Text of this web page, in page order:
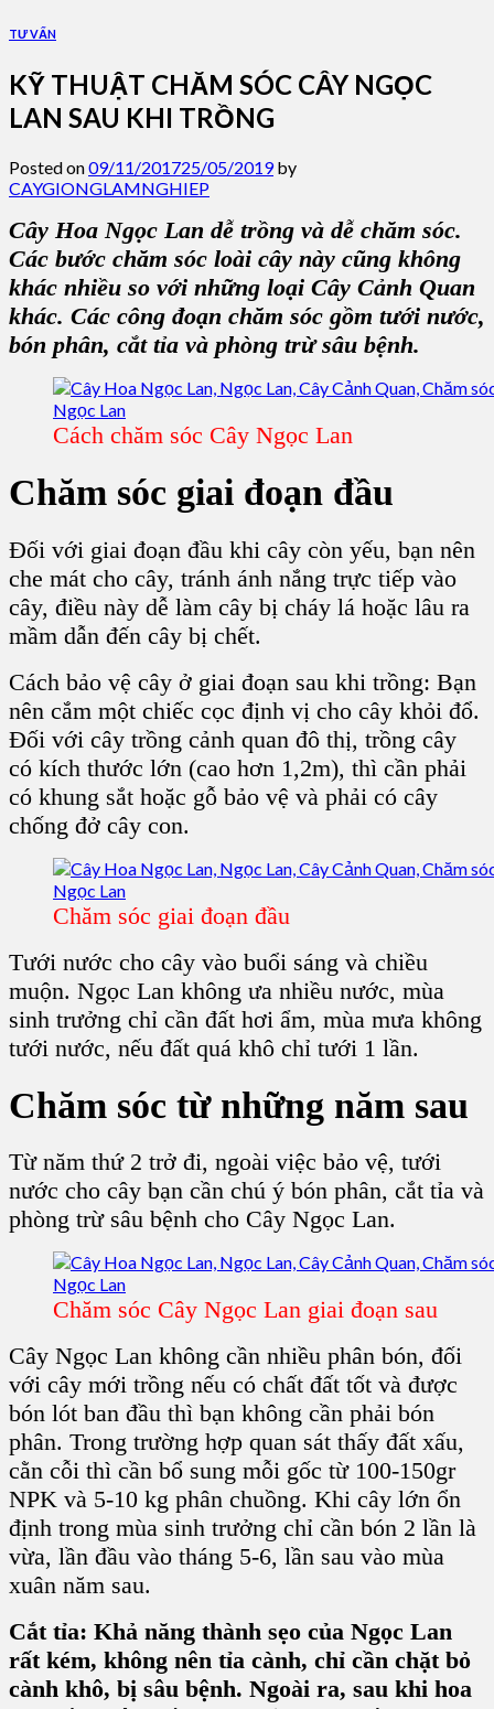
TƯ VẤN
KỸ THUẬT CHĂM SÓC CÂY NGỌC
LAN SAU KHI TRỒNG
Posted on09/11/201725/05/2019by
CAYGIONGLAMNGHIEP
Cây Hoa Ngọc Lan dễ trồng và dễ chăm sóc.
Các bước chăm sóc loài cây này cũng không
khác nhiều so với những loại Cây Cảnh Quan
khác. Các công đoạn chăm sóc gồm tưới nước,
bón phân, cắt tỉa và phòng trừ sâu bệnh.
Cách chăm sóc Cây Ngọc Lan
Chăm sóc giai đoạn đầu
Đối với giai đoạn đầu khi cây còn yếu, bạn nên
che mát cho cây, tránh ánh nắng trực tiếp vào
cây, điều này dễ làm cây bị cháy lá hoặc lâu ra
mầm dẫn đến cây bị chết.
Cách bảo vệ cây ở giai đoạn sau khi trồng: Bạn
nên cắm một chiếc cọc định vị cho cây khỏi đổ.
Đối với cây trồng cảnh quan đô thị, trồng cây
có kích thước lớn (cao hơn 1,2m), thì cần phải
có khung sắt hoặc gỗ bảo vệ và phải có cây
chống đở cây con.
Chăm sóc giai đoạn đầu
Tưới nước cho cây vào buổi sáng và chiều
muộn. Ngọc Lan không ưa nhiều nước, mùa
sinh trưởng chỉ cần đất hơi ẩm, mùa mưa không
tưới nước, nếu đất quá khô chỉ tưới 1 lần.
Chăm sóc từ những năm sau
Từ năm thứ 2 trở đi, ngoài việc bảo vệ, tưới
nước cho cây bạn cần chú ý bón phân, cắt tỉa và
phòng trừ sâu bệnh cho Cây Ngọc Lan.
Chăm sóc Cây Ngọc Lan giai đoạn sau
Cây Ngọc Lan không cần nhiều phân bón, đối
với cây mới trồng nếu có chất đất tốt và được
bón lót ban đầu thì bạn không cần phải bón
phân. Trong trường hợp quan sát thấy đất xấu,
cằn cỗi thì cần bổ sung mỗi gốc từ 100-150gr
NPK và 5-10 kg phân chuồng. Khi cây lớn ổn
định trong mùa sinh trưởng chỉ cần bón 2 lần là
vừa, lần đầu vào tháng 5-6, lần sau vào mùa
xuân năm sau.
Cắt tỉa: Khả năng thành sẹo của Ngọc Lan
rất kém, không nên tỉa cành, chỉ cần chặt bỏ
cành khô, bị sâu bệnh. Ngoài ra, sau khi hoa